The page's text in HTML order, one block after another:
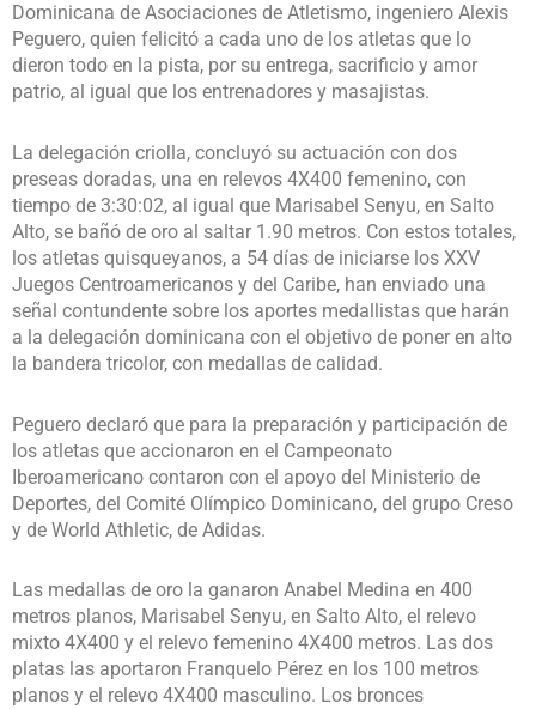
Dominicana de Asociaciones de Atletismo, ingeniero Alexis
Peguero, quien felicitó a cada uno de los atletas que lo
dieron todo en la pista, por su entrega, sacrificio y amor
patrio, al igual que los entrenadores y masajistas.
La delegación criolla, concluyó su actuación con dos
preseas doradas, una en relevos 4X400 femenino, con
tiempo de 3:30:02, al igual que Marisabel Senyu, en Salto
Alto, se bañó de oro al saltar 1.90 metros. Con estos totales,
los atletas quisqueyanos, a 54 días de iniciarse los XXV
Juegos Centroamericanos y del Caribe, han enviado una
señal contundente sobre los aportes medallistas que harán
a la delegación dominicana con el objetivo de poner en alto
la bandera tricolor, con medallas de calidad.
Peguero declaró que para la preparación y participación de
los atletas que accionaron en el Campeonato
Iberoamericano contaron con el apoyo del Ministerio de
Deportes, del Comité Olímpico Dominicano, del grupo Creso
y de World Athletic, de Adidas.
Las medallas de oro la ganaron Anabel Medina en 400
metros planos, Marisabel Senyu, en Salto Alto, el relevo
mixto 4X400 y el relevo femenino 4X400 metros. Las dos
platas las aportaron Franquelo Pérez en los 100 metros
planos y el relevo 4X400 masculino. Los bronces